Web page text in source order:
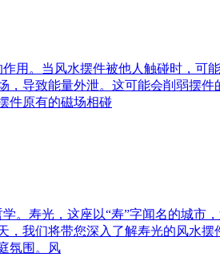
用。当风水摆件被他人触碰时，可
导致能量外泄。这可能会削弱摆件
件原有的磁场相碰
。寿光，这座以“寿”字闻名的城市
我们将带您深入了解寿光的风水
氛围。风